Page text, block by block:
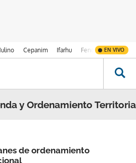
Cepanim Ifarhu Fenómeno de El
EN VIVO
y Ordenamiento
de ordenamiento